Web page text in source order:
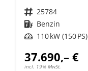
Fahrzeugnr. 25784
Kraftstoff Benzin
Leistung 110 kW (150 PS)
37.690,– €
incl. 19% MwSt.